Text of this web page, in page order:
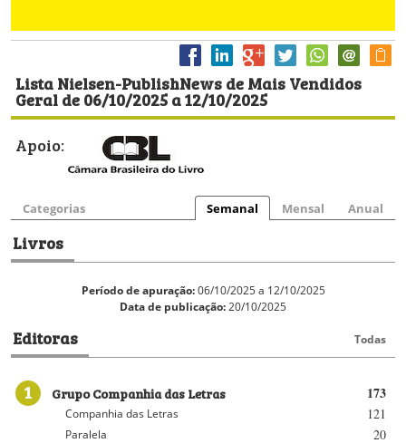
Lista Nielsen-PublishNews de Mais Vendidos
Geral de 06/10/2025 a 12/10/2025
Apoio:
Categorias Semanal Mensal Anual
Livros
Período de apuração:06/10/2025 a 12/10/2025
Data de publicação:20/10/2025
Editoras Todas
1 173
Grupo Companhia das Letras
121
Companhia das Letras
20
Paralela